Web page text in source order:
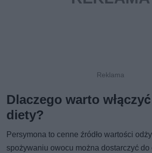
Dlaczego warto
diety?
Persymona to cenne źródło wartości
spożywaniu owocu można dostarczyć do